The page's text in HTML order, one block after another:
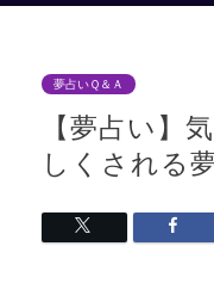
夢占いＱ＆Ａ
【夢占い】
しくされる